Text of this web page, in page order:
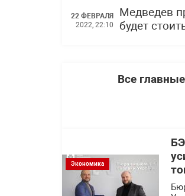
22 ФЕВРАЛЯ
2022, 22:10
Медведев
будет
Все
Экономика